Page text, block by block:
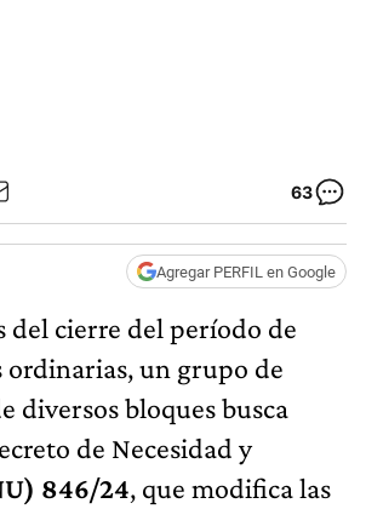
63
Agregar PERFIL en Google
del cierre del período de
ordinarias, un grupo de
diversos bloques busca
de Necesidad y
846/24, que modifica las